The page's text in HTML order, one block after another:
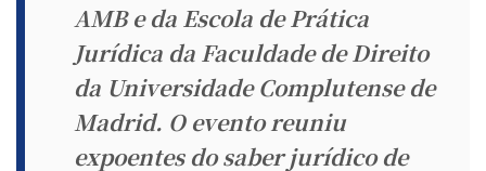
AMB e da Escola de Prática
Jurídica da Faculdade de Direito
da Universidade Complutense de
Madrid. O evento reuniu
expoentes do saber jurídico de